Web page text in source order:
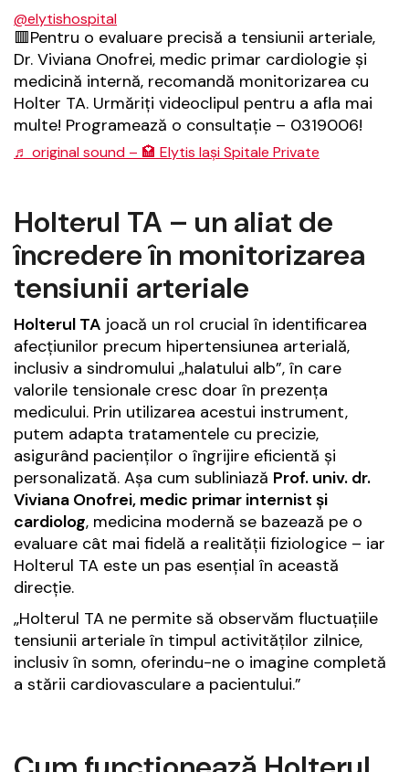
@elytishospital
🟥Pentru o evaluare precisă a tensiunii arteriale,
Dr. Viviana Onofrei, medic primar cardiologie și
medicină internă, recomandă monitorizarea cu
Holter TA. Urmăriți videoclipul pentru a afla mai
multe! Programează o consultație – 0319006!
♬ original sound – 🏩 Elytis Iași Spitale Private
Holterul TA – un aliat de
încredere în monitorizarea
tensiunii arteriale
Holterul TA joacă un rol crucial în identificarea
afecțiunilor precum hipertensiunea arterială,
inclusiv a sindromului „halatului alb”, în care
valorile tensionale cresc doar în prezența
medicului. Prin utilizarea acestui instrument,
putem adapta tratamentele cu precizie,
asigurând pacienților o îngrijire eficientă și
personalizată. Așa cum subliniază Prof. univ. dr.
Viviana Onofrei, medic primar internist și
cardiolog, medicina modernă se bazează pe o
evaluare cât mai fidelă a realității fiziologice – iar
Holterul TA este un pas esențial în această
direcție.
„Holterul TA ne permite să observăm fluctuațiile
tensiunii arteriale în timpul activităților zilnice,
inclusiv în somn, oferindu-ne o imagine completă
a stării cardiovasculare a pacientului.”